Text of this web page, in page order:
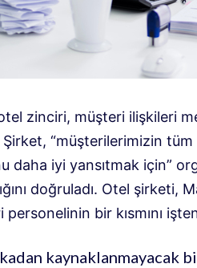
zinciri, müşteri ilişkileri
Şirket, “müşterilerimizin
daha iyi yansıtmak için”
doğruladı. Otel şirketi,
bir kısmını
kaynaklanmayacak